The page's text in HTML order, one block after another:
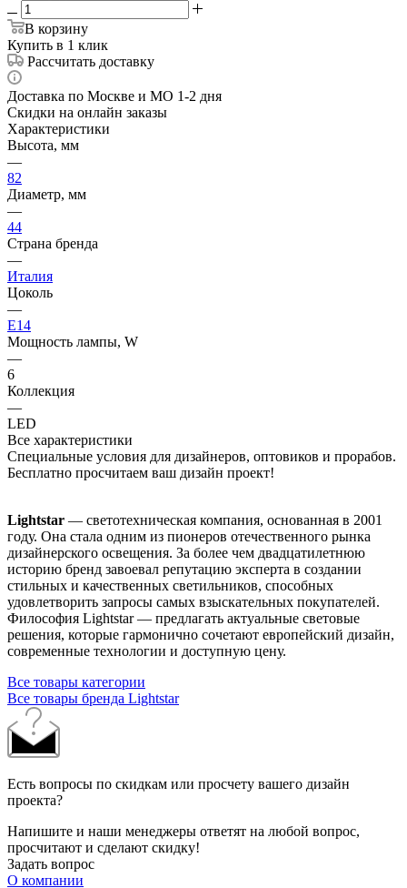
В корзину
Купить в 1 клик
Рассчитать доставку
Доставка по Москве и МО 1-2 дня
Скидки на онлайн заказы
Характеристики
Высота, мм
—
82
Диаметр, мм
—
44
Страна бренда
—
Италия
Цоколь
—
E14
Мощность лампы, W
—
6
Коллекция
—
LED
Все характеристики
Специальные условия для дизайнеров, оптовиков и прорабов.
Бесплатно просчитаем ваш дизайн проект!
Lightstar — светотехническая компания, основанная в 2001
году. Она стала одним из пионеров отечественного рынка
дизайнерского освещения. За более чем двадцатилетнюю
историю бренд завоевал репутацию эксперта в создании
стильных и качественных светильников, способных
удовлетворить запросы самых взыскательных покупателей.
Философия Lightstar — предлагать актуальные световые
решения, которые гармонично сочетают европейский дизайн,
современные технологии и доступную цену.
Все товары категории
Все товары бренда Lightstar
Есть вопросы по скидкам или просчету вашего дизайн
проекта?
Напишите и наши менеджеры ответят на любой вопрос,
просчитают и сделают скидку!
Задать вопрос
О компании